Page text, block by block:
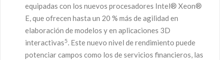
equipadas con los nuevos procesadores Intel® Xeon®
E, que ofrecen hasta un 20 % más de agilidad en
elaboración de modelos y en aplicaciones 3D
interactivas5. Este nuevo nivel de rendimiento puede
potenciar campos como los de servicios financieros, las